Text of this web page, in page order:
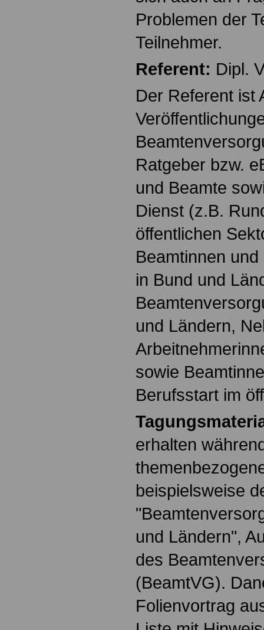
Problemen der
Teilnehmer.
Referent: Dipl.
Der Referent ist
Ratgeber bzw.
und Beamte
Dienst (z.B.
öffentlichen
Beamtinnen
in Bund und
und Ländern,
sowie
Berufsstart im
erhalten
beispielsweise
und Ländern",
des
(BeamtVG).
Folienvortrag